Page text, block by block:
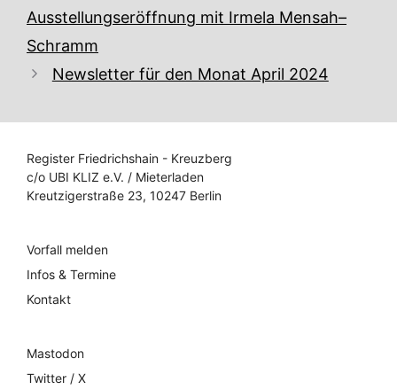
Ausstellungseröffnung mit Irmela Mensah–
Schramm
Newsletter für den Monat April 2024
Register Friedrichshain - Kreuzberg
c/o UBI KLIZ e.V. / Mieterladen
Kreutzigerstraße 23, 10247 Berlin
Vorfall melden
Infos & Termine
Kontakt
Mastodon
Twitter / X